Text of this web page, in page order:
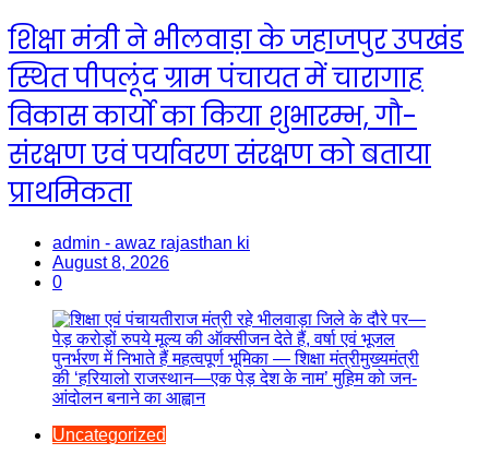
शिक्षा मंत्री ने भीलवाड़ा के जहाजपुर उपखंड
स्थित पीपलूंद ग्राम पंचायत में चारागाह
विकास कार्यो का किया शुभारम्भ, गौ-
संरक्षण एवं पर्यावरण संरक्षण को बताया
प्राथमिकता
admin - awaz rajasthan ki
August 8, 2026
0
Uncategorized